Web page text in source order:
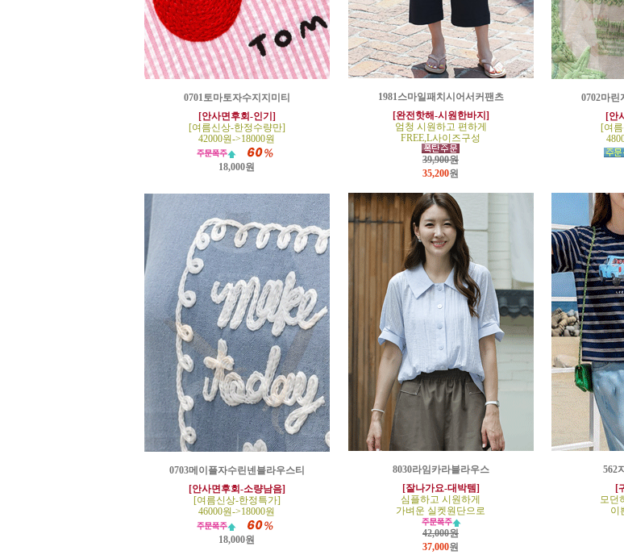
0701토마토자수지지미티
[안사면후회-인기]
[여름신상-한정수량만]
42000원->18000원
18,000원
1981스마일패치시어서커팬츠
[완전핫해-시원한바지]
엄청 시원하고 편하게
FREE,L사이즈구성
39,900원
35,200원
0702마린
[안
[여
0703메이플자수린넨블라우스티
[안사면후회-소량남음]
[여름신상-한정특가]
46000원->18000원
18,000원
8030라임카라블라우스
[잘나가요-대박템]
심플하고 시원하게
가벼운 실켓원단으로
42,000원
37,000원
562
[
모던
이